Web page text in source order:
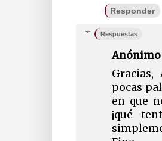
Responder
Respuestas
Anónimo
pocas
en que
¡qué